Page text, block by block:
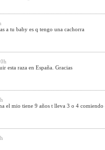
a tu baby es q tengo una cachorra
esta raza en España. Gracias
el mio tiene 9 años t lleva 3 o 4 comiendo